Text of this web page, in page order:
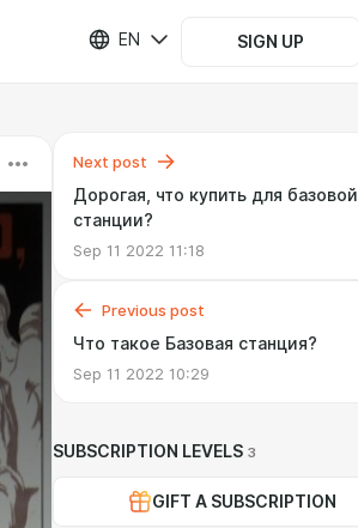
EN SIGN UP
Next post
Дорогая, что купить для базовой
станции?
Sep 11 2022 11:18
Previous post
Что такое Базовая станция?
Sep 11 2022 10:29
SUBSCRIPTION LEVELS 3
GIFT A SUBSCRIPTION